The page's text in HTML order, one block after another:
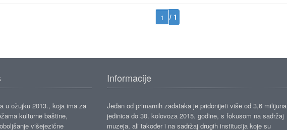
/ 1
u ožujku 2013., koja ima za
kulturne baštine,
višejezične
Informacije
Jedan od primarnih zadataka je pridonijeti više od 3,6 milijuna
jedinica do 30. kolovoza 2015. godine, s fokusom na sadržaj
muzeja, ali također i na sadržaj drugih institucija koje su